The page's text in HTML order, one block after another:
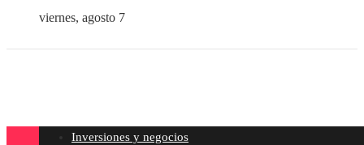
viernes, agosto 7
Inversiones y negocios